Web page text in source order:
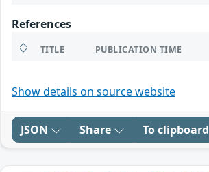
References
TITLE PUBLICATION TIME
Show details on source website
JSON Share To clipboard